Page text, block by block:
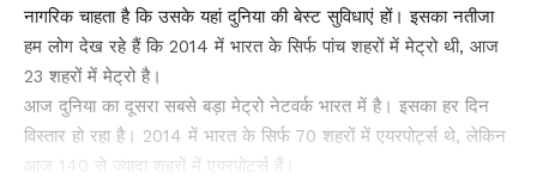
नागरिक चाहता है कि उसके यहां दुनिया की बेस्ट सुविधाएं हों। इसका नतीजा
हम लोग देख रहे हैं कि 2014 में भारत के सिर्फ पांच शहरों में मेट्रो थी, आज
23 शहरों में मेट्रो है।
आज दुनिया का दूसरा सबसे बड़ा मेट्रो नेटवर्क भारत में है। इसका हर दिन
विस्तार हो रहा है। 2014 में भारत के सिर्फ 70 शहरों में एयरपोर्ट्स थे, लेकिन
आज 140 से ज्यादा शहरों में एयरपोर्ट्स हैं।